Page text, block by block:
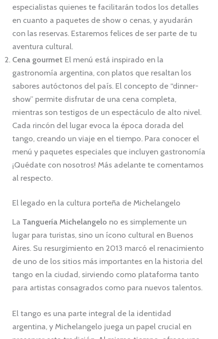
especialistas quienes te facilitarán todos los detalles
en cuanto a paquetes de show o cenas, y ayudarán
con las reservas. Estaremos felices de ser parte de tu
aventura cultural.
Cena gourmet El menú está inspirado en la
gastronomía argentina, con platos que resaltan los
sabores autóctonos del país. El concepto de “dinner-
show” permite disfrutar de una cena completa,
mientras son testigos de un espectáculo de alto nivel.
Cada rincón del lugar evoca la época dorada del
tango, creando un viaje en el tiempo. Para conocer el
menú y paquetes especiales que incluyen gastronomía
¡Quédate con nosotros! Más adelante te comentamos
al respecto.
El legado en la cultura porteña de Michelangelo
La Tanguería Michelangelo no es simplemente un
lugar para turistas, sino un ícono cultural en Buenos
Aires. Su resurgimiento en 2013 marcó el renacimiento
de uno de los sitios más importantes en la historia del
tango en la ciudad, sirviendo como plataforma tanto
para artistas consagrados como para nuevos talentos.
El tango es una parte integral de la identidad
argentina, y Michelangelo juega un papel crucial en